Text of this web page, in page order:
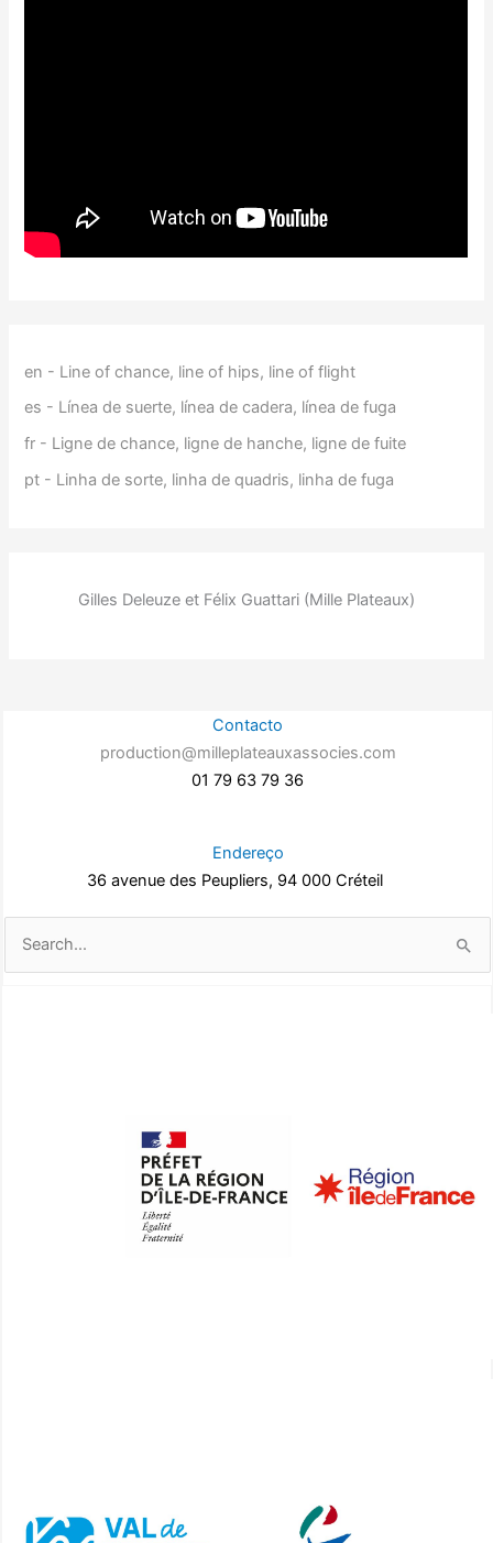
en - Line of chance, line of hips, line of flight
es - Línea de suerte, línea de cadera, línea de fuga
fr - Ligne de chance, ligne de hanche, ligne de fuite
pt - Linha de sorte, linha de quadris, linha de fuga
Gilles Deleuze et Félix Guattari (Mille Plateaux)
Contacto
production@milleplateauxassocies.com
01 79 63 79 36
Endereço
36 avenue des Peupliers, 94 000 Créteil